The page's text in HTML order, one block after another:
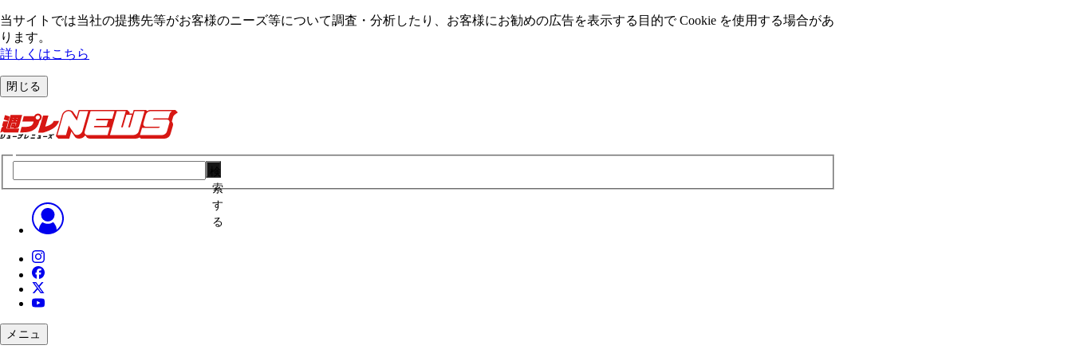
当サイトでは当社の提携先等がお客様のニーズ等について調査・分析したり、お客様にお勧めの広告を表⽰する⽬的で Cookie を使⽤する場合があ
ります。
詳しくはこちら
閉じる
索
す
る
メニュ